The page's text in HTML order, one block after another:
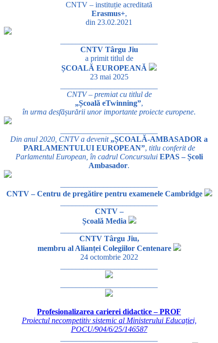
CNTV – instituție acreditată
Erasmus+,
din 23.02.2021
CNTV Târgu Jiu
a primit titlul de
ȘCOALĂ EUROPEANĂ
23 mai 2025
CNTV – premiat cu titlul de
„Școală eTwinning”,
în urma desfășurării unor importante proiecte europene.
Din anul 2020, CNTV a devenit „ȘCOALĂ-AMBASADOR a
PARLAMENTULUI EUROPEAN”, titlu conferit de
Parlamentul European, în cadrul Concursului EPAS – Școli
Ambasador.
CNTV – Centru de pregătire pentru examenele Cambridge
CNTV –
Școală Media
CNTV Târgu Jiu,
membru al Alianței Colegiilor Centenare
24 octombrie 2022
Profesionalizarea carierei didactice – PROF
Proiectul necompetitiv sistemic al Ministerului Educației,
POCU/904/6/25/146587